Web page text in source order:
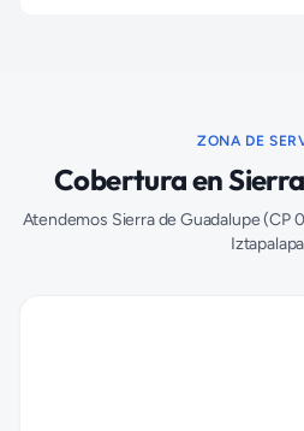
ZONA DE
Cobertura en
Atendemos Sierra de Guadalupe(CP
Iztapalapa